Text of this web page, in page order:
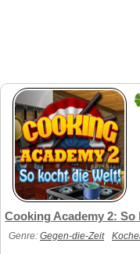
Cooking Academy 2: So
Genre: Gegen-die-Zeit